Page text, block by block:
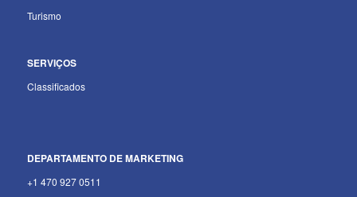
Turismo
SERVIÇOS
Classificados
DEPARTAMENTO DE MARKETING
+1 470 927 0511